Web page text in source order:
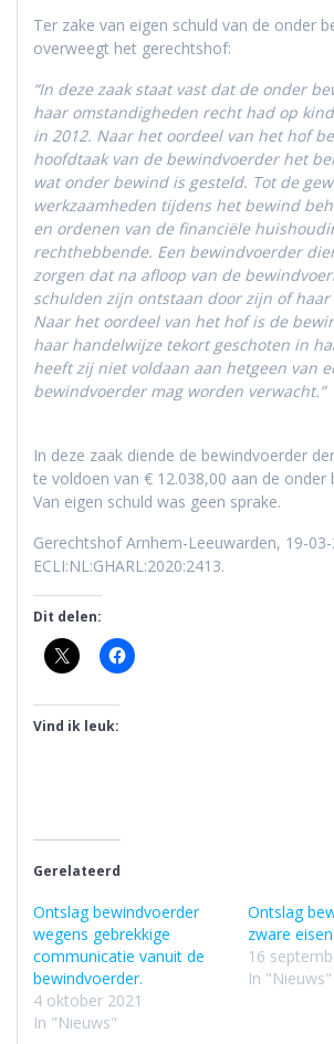
Ter zake van eigen schuld van de onder
overweegt het gerechtshof:
“In deze zaak staat vast dat de onder
haar omstandigheden recht had op
in 2012. Naar het oordeel van het hof
hoofdtaak van de bewindvoerder het
wat onder bewind is gesteld. Tot de
werkzaamheden tijdens het bewind
en ordenen van de financiële
rechthebbende. Een bewindvoerder
zorgen dat na afloop van de
schulden zijn ontstaan door zijn of
Naar het oordeel van het hof is de
haar handelwijze tekort geschoten in
heeft zij niet voldaan aan hetgeen van
bewindvoerder mag worden verwacht.”
In deze zaak diende de bewindvoerder
te voldoen van € 12.038,00 aan de onder
Van eigen schuld was geen sprake.
Gerechtshof Arnhem-Leeuwarden, 19-
ECLI:NL:GHARL:2020:2413.
Dit delen:
Vind ik leuk:
Gerelateerd
Ontslag bewindvoerder
wegens gebrekkige
communicatie vanuit de
bewindvoerder.
4 oktober 2021
In "Nieuws"
Ontslag
zware eisen
16
In "Nieuws"